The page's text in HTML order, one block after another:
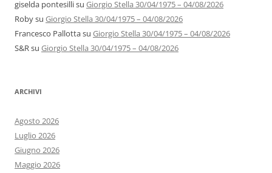
giselda pontesillisu Giorgio Stella 30/04/1975 – 04/08/2026
Robysu Giorgio Stella 30/04/1975 – 04/08/2026
Francesco Pallottasu Giorgio Stella 30/04/1975 – 04/08/2026
S&Rsu Giorgio Stella 30/04/1975 – 04/08/2026
ARCHIVI
Agosto 2026
Luglio 2026
Giugno 2026
Maggio 2026